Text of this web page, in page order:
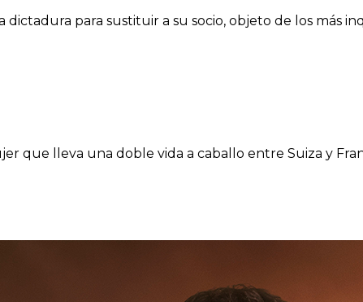
para sustituir a su socio, objeto de los más
que lleva una doble vida a caballo entre Suiza y